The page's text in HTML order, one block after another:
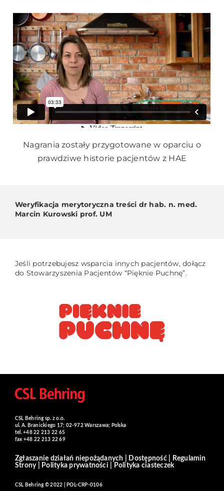
Nagrania zostały przygotowane w oparciu o
prawdziwe historie pacjentów z HAE
Weryfikacja merytoryczna treści dr hab. n. med.
Marcin Kurowski prof. UM
Jeśli potrzebujesz wsparcia innych pacjentów, dołącz
do Stowarzyszenia Pacjentów “Pięknie Puchnę”.
CSL Behring sp. z o.o.
ul. A. Branickiego 17; 02-972 Warszawa; Polska
tel. +48 22 213 22 65
fax +48 22 213 22 69
Zgłaszanie działań niepożądanych Dostępność|
Regulamin
Strony| Polityka prywatności Polityka ciasteczek
CSL Behring © 2022 | POL-CRP-0106